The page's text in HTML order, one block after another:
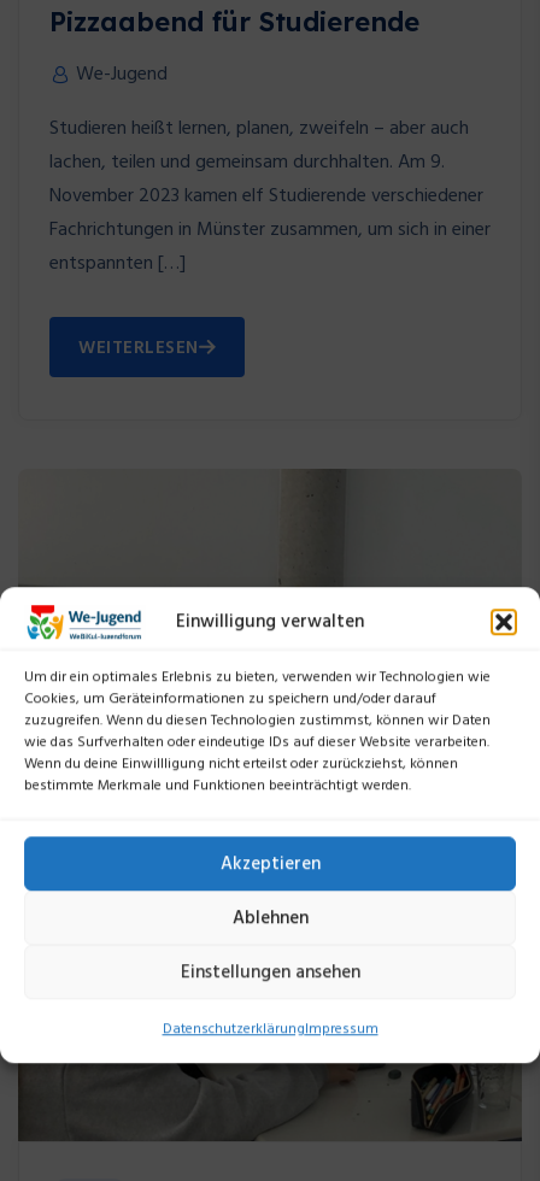
Einwilligung verwalten
Um dir ein optimales Erlebnis zu bieten, verwenden wir Technologien wie
Cookies, um Geräteinformationen zu speichern und/oder darauf
zuzugreifen. Wenn du diesen Technologien zustimmst, können wir Daten
wie das Surfverhalten oder eindeutige IDs auf dieser Website verarbeiten.
Wenn du deine Einwillligung nicht erteilst oder zurückziehst, können
bestimmte Merkmale und Funktionen beeinträchtigt werden.
Akzeptieren
Ablehnen
Einstellungen ansehen
DatenschutzerklärungImpressum
Pizzaabend für Studierende
We-Jugend
Studieren heißt lernen, planen, zweifeln – aber auch
lachen, teilen und gemeinsam durchhalten. Am 9.
November 2023 kamen elf Studierende verschiedener
Fachrichtungen in Münster zusammen, um sich in einer
entspannten […]
WEITERLESEN